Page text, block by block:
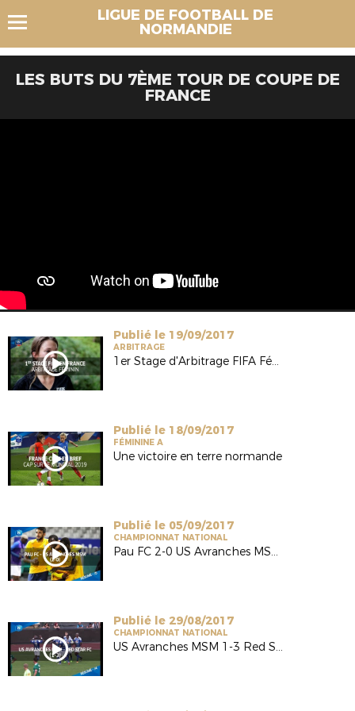
LIGUE DE FOOTBALL DE
NORMANDIE
LES BUTS DU 7ÈME TOUR DE COUPE DE
FRANCE
Publié le 19/09/2017
ARBITRAGE
1er Stage d'Arbitrage FIFA Féminin en France
Publié le 18/09/2017
FÉMININE A
Une victoire en terre normande
Publié le 05/09/2017
CHAMPIONNAT NATIONAL
Pau FC 2-0 US Avranches MSM (National-J5 / Saison 17/18)
Publié le 29/08/2017
CHAMPIONNAT NATIONAL
US Avranches MSM 1-3 Red Star FC (National-J4/Saison 17/18)